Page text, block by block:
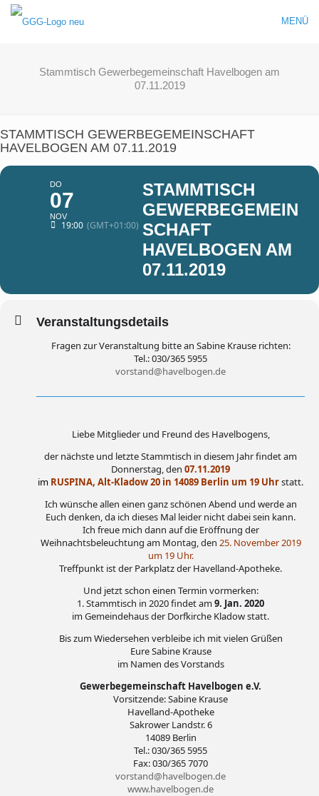
MENÜ
Stammtisch Gewerbegemeinschaft Havelbogen am
07.11.2019
STAMMTISCH GEWERBEGEMEINSCHAFT
HAVELBOGEN AM 07.11.2019
DO
07
NOV
19:00 (GMT+01:00)
STAMMTISCH
GEWERBEGEMEIN
SCHAFT
HAVELBOGEN AM
07.11.2019
Veranstaltungsdetails
Fragen zur Veranstaltung bitte an Sabine Krause richten:
Tel.: 030/365 5955
vorstand@havelbogen.de
Liebe Mitglieder und Freund des Havelbogens,
der nächste und letzte Stammtisch in diesem Jahr findet am
Donnerstag, den 07.11.2019
im RUSPINA, Alt-Kladow 20 in 14089 Berlin um 19 Uhrstatt.
Ich wünsche allen einen ganz schönen Abend und werde an
Euch denken, da ich dieses Mal leider nicht dabei sein kann.
Ich freue mich dann auf die Eröffnung der
Weihnachtsbeleuchtung am Montag, den 25. November 2019
um 19 Uhr.
Treffpunkt ist der Parkplatz der Havelland-Apotheke.
Und jetzt schon einen Termin vormerken:
1. Stammtisch in 2020 findet am9. Jan. 2020
im Gemeindehaus der Dorfkirche Kladow statt.
Bis zum Wiedersehen verbleibe ich mit vielen Grüßen
Eure Sabine Krause
im Namen des Vorstands
Gewerbegemeinschaft Havelbogen e.V.
Vorsitzende: Sabine Krause
Havelland-Apotheke
Sakrower Landstr. 6
14089 Berlin
Tel.: 030/365 5955
Fax: 030/365 7070
vorstand@havelbogen.de
www.havelbogen.de